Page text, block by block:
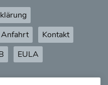
Anfahrt
Kontakt
EULA